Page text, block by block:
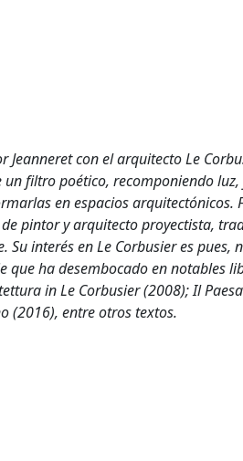
con el arquitecto Le
filtro poético, recomponiendo
en espacios
pintor y arquitecto proyectista,
interés en Le Corbusier es
ha desembocado en notables
in Le Corbusier (2008); Il
(2016), entre otros textos.